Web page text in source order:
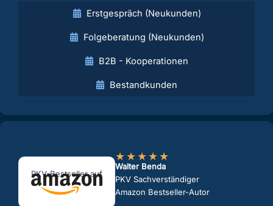
Erstgespräch (Neukunden)
Folgeberatung (Neukunden)
B2B - Kooperationen
Bestandkunden
PKV-Bestseller auf
★★★★★
Walter Benda
PKV Sachverständiger
Amazon Bestseller-Autor